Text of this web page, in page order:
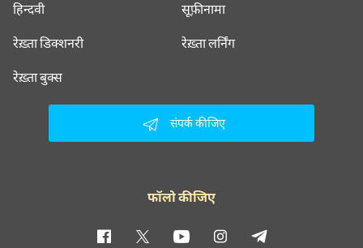
हिन्दवी सूफ़ीनामा
रेख़्ता डिक्शनरी रेख़्ता लर्निंग
रेख़्ता बुक्स
संपर्क कीजिए
फॉलो कीजिए